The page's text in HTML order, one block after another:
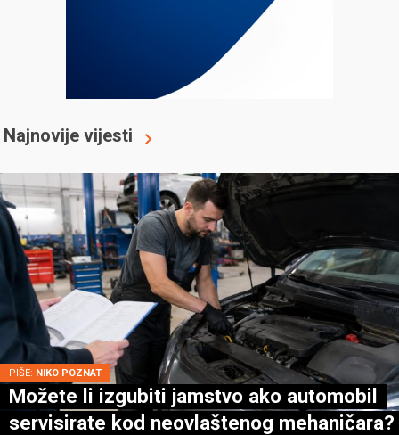
Najnovije vijesti
PIŠE: NIKO POZNAT
Možete li izgubiti jamstvo ako automobil
servisirate kod neovlaštenog mehaničara?